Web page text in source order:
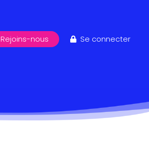
Rejoins-nous Se connecter